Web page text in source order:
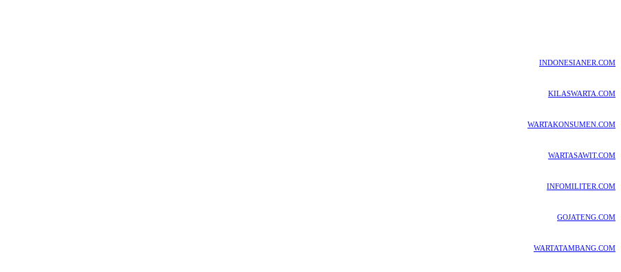
INDONESIANER.COM
KILASWARTA.COM
WARTAKONSUMEN.COM
WARTASAWIT.COM
INFOMILITER.COM
GOJATENG.COM
WARTATAMBANG.COM